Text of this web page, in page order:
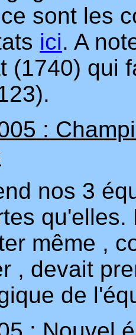
sont les
ici. A
(1740) qui
:
nos 3
même ,
, devait
de